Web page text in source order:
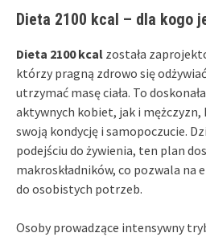
Dieta 2100 kcal – dla kogo
Dieta 2100 kcal została
którzy pragną zdrowo się
utrzymać masę ciała. To
aktywnych kobiet, jak i
swoją kondycję i samopoczucie.
podejściu do żywienia, ten plan
makroskładników, co pozwala na
do osobistych potrzeb.
Osoby prowadzące intensywny